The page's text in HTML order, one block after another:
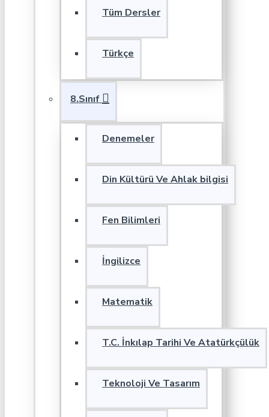
Tüm Dersler
Türkçe
8.Sınıf
Denemeler
Din Kültürü Ve Ahlak bilgisi
Fen Bilimleri
İngilizce
Matematik
T.C. İnkılap Tarihi Ve Atatürkçülük
Teknoloji Ve Tasarım